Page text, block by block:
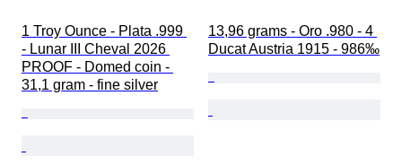
1 Troy Ounce - Plata .999
- Lunar III Cheval 2026
PROOF - Domed coin -
31,1 gram - fine silver
13,96 grams - Oro .980 - 4
Ducat Austria 1915 - 986‰